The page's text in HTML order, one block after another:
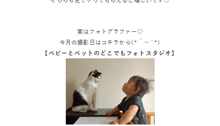
実はフォトグラファー♡
今月の撮影日はコチラから(*´︶`*)
【ベビーとペットのどこでもフォトスタジオ】